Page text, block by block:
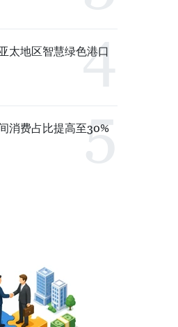
太地区智慧绿色港口
消费占比提高至30%